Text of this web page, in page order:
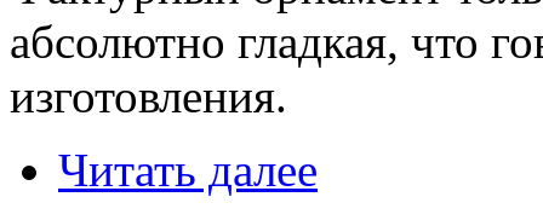
абсолютно гладкая, что
изготовления.
Читать далее